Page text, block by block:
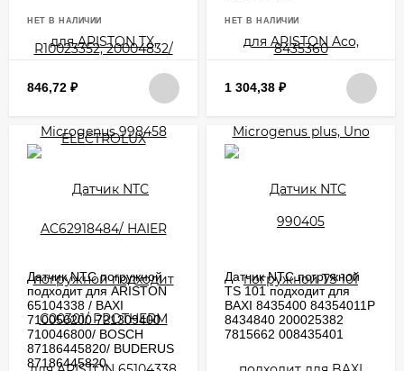
НЕТ В НАЛИЧИИ
846,72 ₽
НЕТ В НАЛИЧИИ
1 304,38 ₽
Датчик NTC погружной
подходит для ARISTON
65104338 / BAXI
710056200 721309400
710046800/ BOSCH
87186445820/ BUDERUS
87186445820
Датчик NTC погружной
TS 101 подходит для
BAXI 8435400 84354011P
8434840 200025382
7815662 008435401